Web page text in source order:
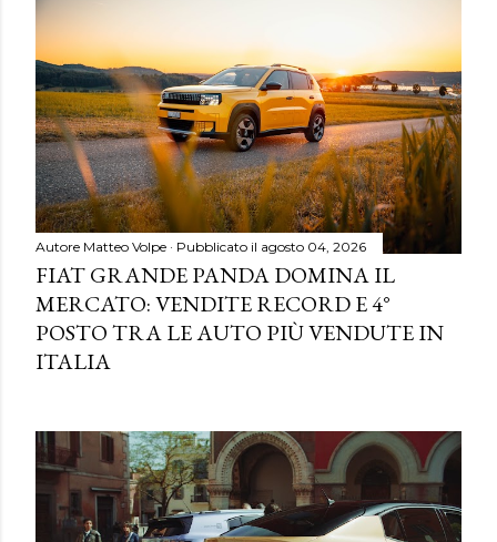
Autore Matteo Volpe Pubblicato il agosto 04, 2026
FIAT GRANDE PANDA DOMINA IL
MERCATO: VENDITE RECORD E 4°
POSTO TRA LE AUTO PIÙ VENDUTE IN
ITALIA